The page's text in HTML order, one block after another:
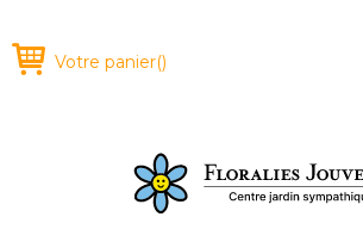
Votre panier()